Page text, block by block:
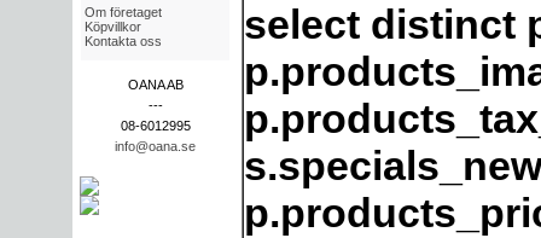
Om företaget
Köpvillkor
Kontakta oss
OANA AB
---
08-6012995
info@oana.se
select distinct